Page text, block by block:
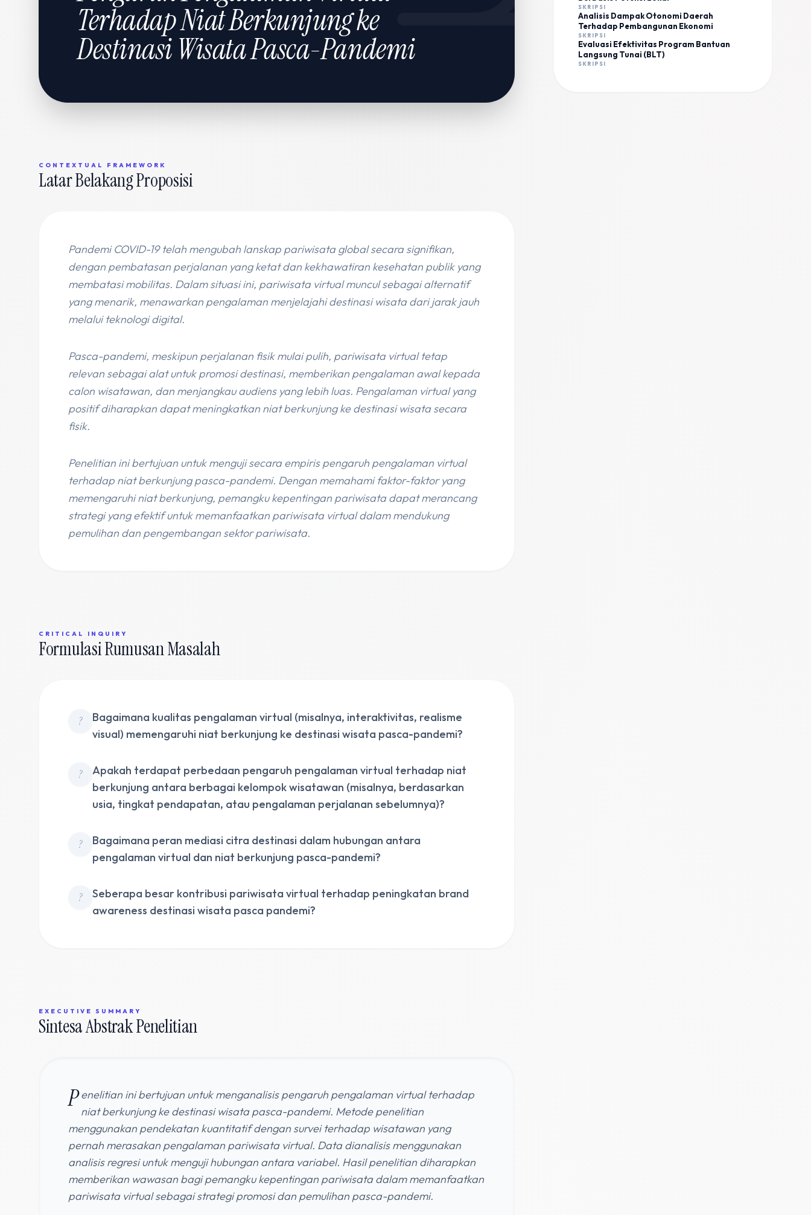
Terhadap Niat Berkunjung ke
Destinasi Wisata Pasca-Pandemi
CONTEXTUAL FRAMEWORK
Latar Belakang Proposisi
Pandemi COVID-19 telah mengubah lanskap pariwisata global secara signifikan,
dengan pembatasan perjalanan yang ketat dan kekhawatiran kesehatan publik yang
membatasi mobilitas. Dalam situasi ini, pariwisata virtual muncul sebagai alternatif
yang menarik, menawarkan pengalaman menjelajahi destinasi wisata dari jarak jauh
melalui teknologi digital.
Pasca-pandemi, meskipun perjalanan fisik mulai pulih, pariwisata virtual tetap
relevan sebagai alat untuk promosi destinasi, memberikan pengalaman awal kepada
calon wisatawan, dan menjangkau audiens yang lebih luas. Pengalaman virtual yang
positif diharapkan dapat meningkatkan niat berkunjung ke destinasi wisata secara
fisik.
Penelitian ini bertujuan untuk menguji secara empiris pengaruh pengalaman virtual
terhadap niat berkunjung pasca-pandemi. Dengan memahami faktor-faktor yang
memengaruhi niat berkunjung, pemangku kepentingan pariwisata dapat merancang
strategi yang efektif untuk memanfaatkan pariwisata virtual dalam mendukung
pemulihan dan pengembangan sektor pariwisata.
CRITICAL INQUIRY
Formulasi Rumusan Masalah
?
Bagaimana kualitas pengalaman virtual (misalnya, interaktivitas, realisme
visual) memengaruhi niat berkunjung ke destinasi wisata pasca-pandemi?
?
Apakah terdapat perbedaan pengaruh pengalaman virtual terhadap niat
berkunjung antara berbagai kelompok wisatawan (misalnya, berdasarkan
usia, tingkat pendapatan, atau pengalaman perjalanan sebelumnya)?
?
Bagaimana peran mediasi citra destinasi dalam hubungan antara
pengalaman virtual dan niat berkunjung pasca-pandemi?
?
Seberapa besar kontribusi pariwisata virtual terhadap peningkatan brand
awareness destinasi wisata pasca pandemi?
EXECUTIVE SUMMARY
Sintesa Abstrak Penelitian
P enelitian ini bertujuan untuk menganalisis pengaruh pengalaman virtual terhadap
niat berkunjung ke destinasi wisata pasca-pandemi. Metode penelitian
menggunakan pendekatan kuantitatif dengan survei terhadap wisatawan yang
pernah merasakan pengalaman pariwisata virtual. Data dianalisis menggunakan
analisis regresi untuk menguji hubungan antara variabel. Hasil penelitian diharapkan
memberikan wawasan bagi pemangku kepentingan pariwisata dalam memanfaatkan
pariwisata virtual sebagai strategi promosi dan pemulihan pasca-pandemi.
SKRIPSI
Analisis Dampak Otonomi Daerah
Terhadap Pembangunan Ekonomi
SKRIPSI
Evaluasi Efektivitas Program Bantuan
Langsung Tunai (BLT)
SKRIPSI